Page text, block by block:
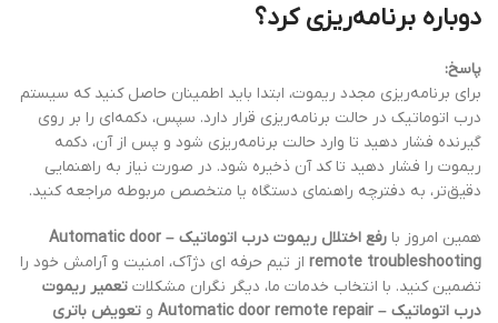
دوباره برنامه‌ریزی کرد؟
پاسخ:
برای برنامه‌ریزی مجدد ریموت، ابتدا باید اطمینان حاصل کنید که سیستم
درب اتوماتیک در حالت برنامه‌ریزی قرار دارد. سپس، دکمه‌ای را بر روی
گیرنده فشار دهید تا وارد حالت برنامه‌ریزی شود و پس از آن، دکمه
ریموت را فشار دهید تا کد آن ذخیره شود. در صورت نیاز به راهنمایی
دقیق‌تر، به دفترچه راهنمای دستگاه یا متخصص مربوطه مراجعه کنید.
همین امروز با
رفع اختلال ریموت درب اتوماتیک – Automatic door
remote troubleshooting از تیم حرفه ای دژآک، امنیت و آرامش خود را
تضمین کنید. با انتخاب خدمات ما، دیگر نگران مشکلات تعمیر ریموت
درب اتوماتیک – Automatic door remote repair
و تعویض باتری